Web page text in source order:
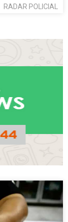
RADAR POLICIAL